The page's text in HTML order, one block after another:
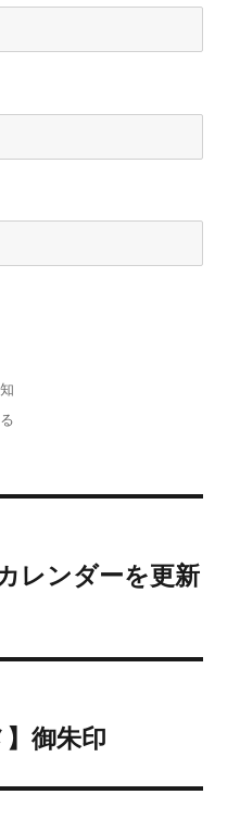
レンダーを更新
御朱印